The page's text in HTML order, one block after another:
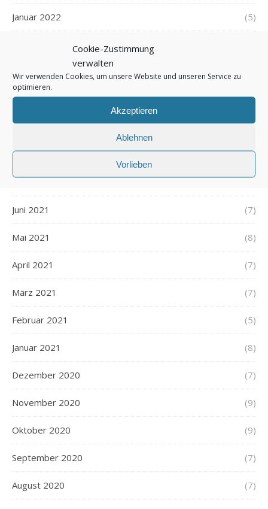
Cookie-Zustimmung
verwalten
Wir verwenden Cookies, um unsere Website und unseren Service zu
optimieren.
Akzeptieren
Ablehnen
Vorlieben
Januar 2022 (5)
Dezember 2021
November 2021
Oktober 2021 (6)
September 2021 (7)
August 2021 (7)
Juni 2021 (7)
Mai 2021 (8)
April 2021 (7)
März 2021 (7)
Februar 2021 (5)
Januar 2021 (8)
Dezember 2020 (7)
November 2020 (9)
Oktober 2020 (9)
September 2020 (7)
August 2020 (7)